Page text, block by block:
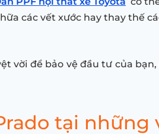
các vết xước hay thay thế
vời để bảo vệ đầu tư của
tại những